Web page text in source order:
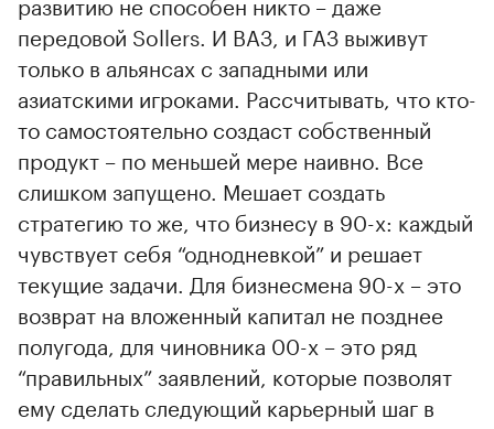
передовой Sollers. И ВАЗ, и ГАЗ выживут
только в альянсах с западными или
азиатскими игроками. Рассчитывать, что кто-
то самостоятельно создаст собственный
продукт – по меньшей мере наивно. Все
слишком запущено. Мешает создать
стратегию то же, что бизнесу в 90-х: каждый
чувствует себя “однодневкой” и решает
текущие задачи. Для бизнесмена 90-х – это
возврат на вложенный капитал не позднее
полугода, для чиновника 00-х – это ряд
“правильных” заявлений, которые позволят
ему сделать следующий карьерный шаг в